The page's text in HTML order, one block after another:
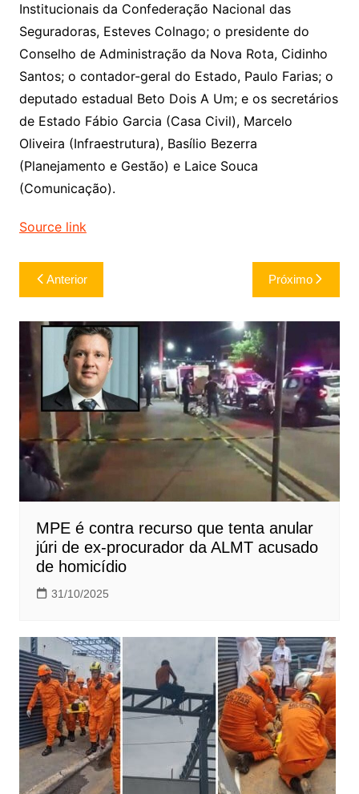
Institucionais da Confederação Nacional das
Seguradoras, Esteves Colnago; o presidente do
Conselho de Administração da Nova Rota, Cidinho
Santos; o contador-geral do Estado, Paulo Farias; o
deputado estadual Beto Dois A Um; e os secretários
de Estado Fábio Garcia (Casa Civil), Marcelo
Oliveira (Infraestrutura), Basílio Bezerra
(Planejamento e Gestão) e Laice Souca
(Comunicação).
Source link
Navegação
de
Post
Anterior Próximo
MPE é contra recurso que tenta anular
júri de ex-procurador da ALMT acusado
de homicídio
31/10/2025